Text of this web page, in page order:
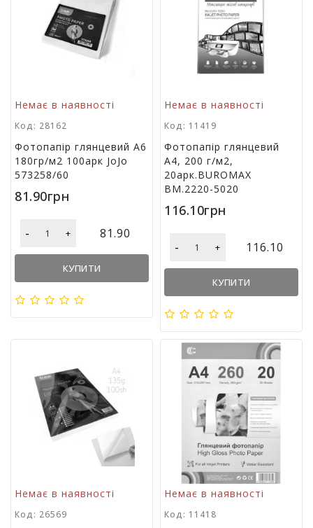
о
в
к
а
А
к
ц
в
а
и
Немає в наявності
Код: 28162
Фотопапір глянцевий А6
180гр/м2 100арк JoJo
573258/60
81.90грн
- + 81.90
КУПИТИ
Немає в наявності
Код: 11419
Фотопапір глянцевий
А4, 200 г/м2,
20арк.BUROMAX
BM.2220-5020
116.10грн
- + 116.10
КУПИТИ
Немає в наявності
Код: 26569
Немає в наявності
Код: 11418